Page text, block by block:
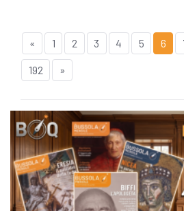
« 1 2 3 4 5 6
192 »